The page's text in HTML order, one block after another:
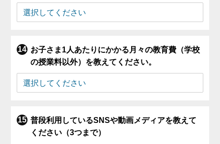
お子さま1人あたりにかかる月々の教育費（学校
の授業料以外）を教えてください。
普段利用しているSNSや動画メディアを教えて
ください（3つまで）